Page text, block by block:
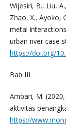
Wijesiri, B., Liu,
Zhao, X., Ayoko,
metal
urban river case
https://doi.org/
Bab III
Ambari, M.
aktivitas
https://